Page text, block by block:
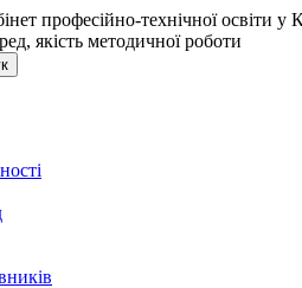
професійно-технічної освіти у
якість методичної роботи